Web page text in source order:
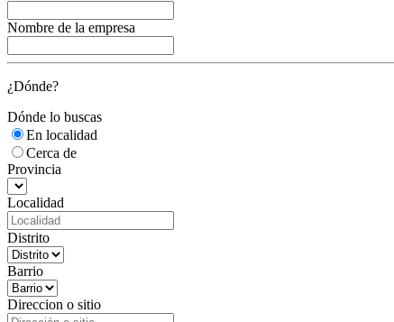
Nombre de la empresa
¿Dónde?
Dónde lo buscas
En localidad
Cerca de
Provincia
Localidad
Distrito
Barrio
Direccion o sitio